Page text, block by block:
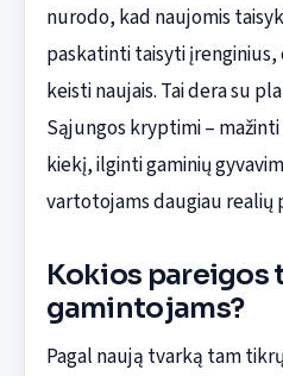
nurodo, kad naujomis
paskatinti taisyti
keisti naujais. Tai dera su
Sąjungos kryptimi –
kiekį, ilginti gaminių
vartotojams daugiau realių
Kokios pareigos
gamintojams?
Pagal naują tvarką tam